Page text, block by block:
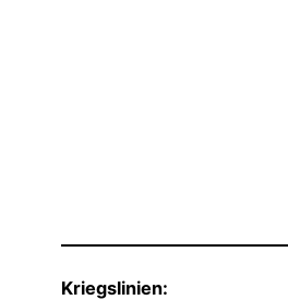
Kriegslinien: